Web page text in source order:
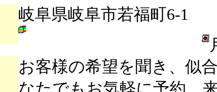
岐阜県岐阜市若福町6-1
お客様の希望を聞き、似
なたでもお気軽に予約、